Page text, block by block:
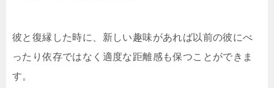
彼と復縁した時に、新しい趣味があれば以前の彼にべ
ったり依存ではなく適度な距離感も保つことができま
す。